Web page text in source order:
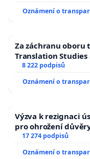
Oznámení o
Za záchranu oboru
Translation
University
8 222 podpisů
Oznámení o
Výzva k rezignaci
pro ohrožení
17 274 podpisů
Oznámení o